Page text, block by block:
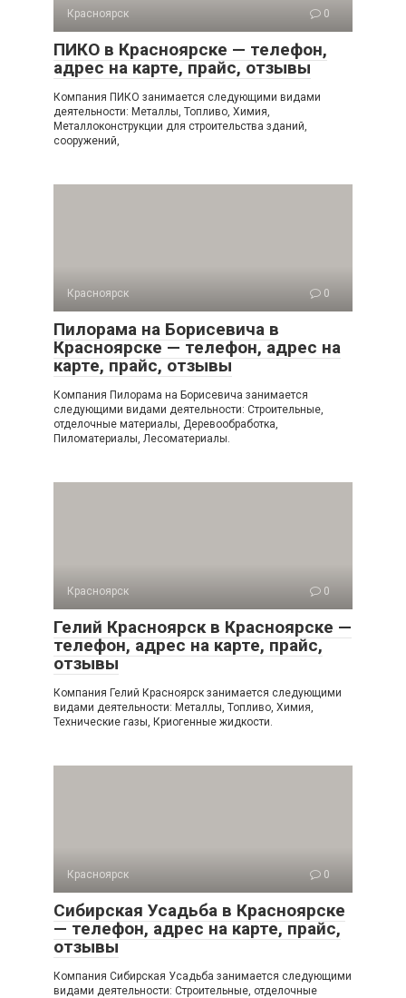
Красноярск 0
ПИКО в Красноярске — телефон,
адрес на карте, прайс, отзывы
Компания ПИКО занимается следующими видами
деятельности: Металлы, Топливо, Химия,
Металлоконструкции для строительства зданий,
сооружений,
Красноярск 0
Пилорама на Борисевича в
Красноярске — телефон, адрес на
карте, прайс, отзывы
Компания Пилорама на Борисевича занимается
следующими видами деятельности: Строительные,
отделочные материалы, Деревообработка,
Пиломатериалы, Лесоматериалы.
Красноярск 0
Гелий Красноярск в Красноярске —
телефон, адрес на карте, прайс,
отзывы
Компания Гелий Красноярск занимается следующими
видами деятельности: Металлы, Топливо, Химия,
Технические газы, Криогенные жидкости.
Красноярск 0
Сибирская Усадьба в Красноярске
— телефон, адрес на карте, прайс,
отзывы
Компания Сибирская Усадьба занимается следующими
видами деятельности: Строительные, отделочные